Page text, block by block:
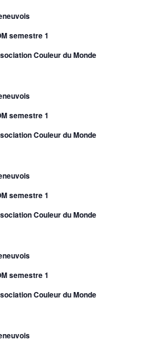
semestre 1
Couleur du Monde
semestre 1
Couleur du Monde
semestre 1
Couleur du Monde
semestre 1
Couleur du Monde